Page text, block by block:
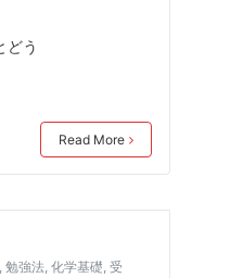
どう
Read More
,勉強法,化学基礎,受